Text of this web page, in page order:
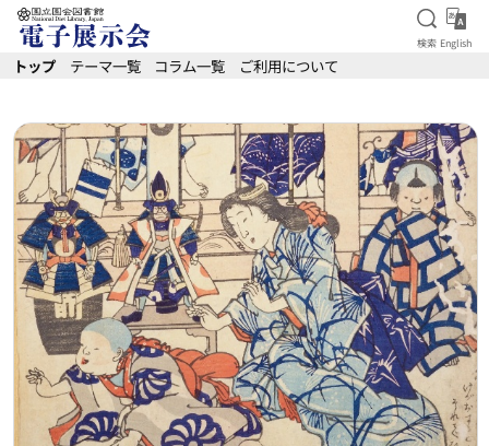
本文へ移動
検索を
検索 English
トップ テーマ一覧 コラム一覧 ご利用について